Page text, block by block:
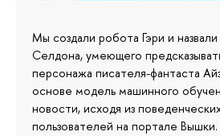
Мы создали робота Гэри и назвали
Селдона, умеющего
персонажа писателя-фантаста
основе модель машинного
новости, исходя из
пользователей на портале Вышки.